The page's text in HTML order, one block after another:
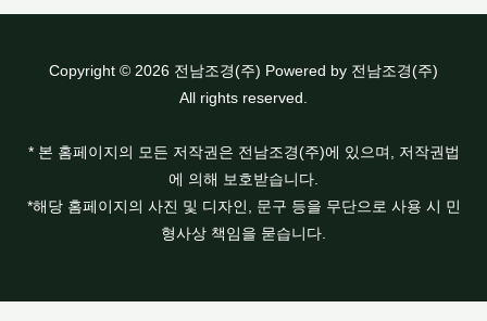
Copyright © 2026 전남조경(주) Powered by 전남조경(주)
All rights reserved.
* 본 홈페이지의 모든 저작권은 전남조경(주)에 있으며, 저작권법
에 의해 보호받습니다.
*해당 홈페이지의 사진 및 디자인, 문구 등을 무단으로 사용 시 민
형사상 책임을 묻습니다.